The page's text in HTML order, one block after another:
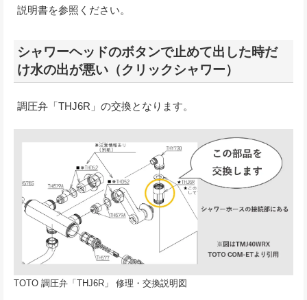
説明書を参照ください。
シャワーヘッドのボタンで止めて出した時だ
け水の出が悪い（クリックシャワー）
調圧弁「THJ6R」の交換となります。
TOTO 調圧弁「THJ6R」 修理・交換説明図